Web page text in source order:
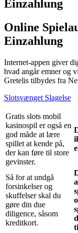
Einzahlung
Online
Einzahlung
Internet-appen giver
hvad angår emner og
Gretelis tilbydes fra
Slotsvænget Slagelse
Gratis slots mobil
kasinospil er også en
god måde at lære
spillet at kende på,
der kan føre til store
gevinster.
Så for at undgå
forsinkelser og
skuffelser skal du
gøre din due
diligence, såsom
kreditkort.